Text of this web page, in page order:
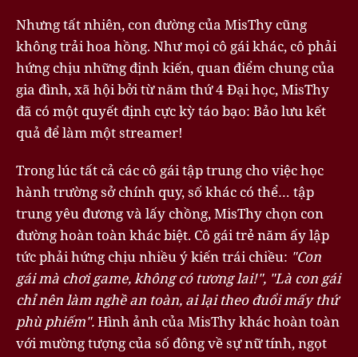
Nhưng tất nhiên, con đường của MisThy cũng
không trải hoa hồng. Như mọi cô gái khác, cô phải
hứng chịu những định kiến, quan điểm chung của
gia đình, xã hội bởi từ năm thứ 4 Đại học, MisThy
đã có một quyết định cực kỳ táo bạo: Bảo lưu kết
quả để làm một streamer!
Trong lúc tất cả các cô gái tập trung cho việc học
hành trường sở chính quy, số khác có thể… tập
trung yêu đương và lấy chồng, MisThy chọn con
đường hoàn toàn khác biệt. Cô gái trẻ năm ấy lập
tức phải hứng chịu nhiều ý kiến trái chiều: "Con
gái mà chơi game, không có tương lai!", "Là con gái
chỉ nên làm nghề an toàn, ai lại theo đuổi mấy thứ
phù phiếm".Hình ảnh của MisThy khác hoàn toàn
với mường tượng của số đông về sự nữ tính, ngọt